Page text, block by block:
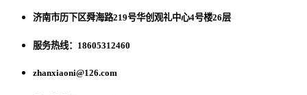
济南市历下区舜海路219号华创观礼中心4号楼26层
服务热线：18605312460
zhanxiaoni@126.com